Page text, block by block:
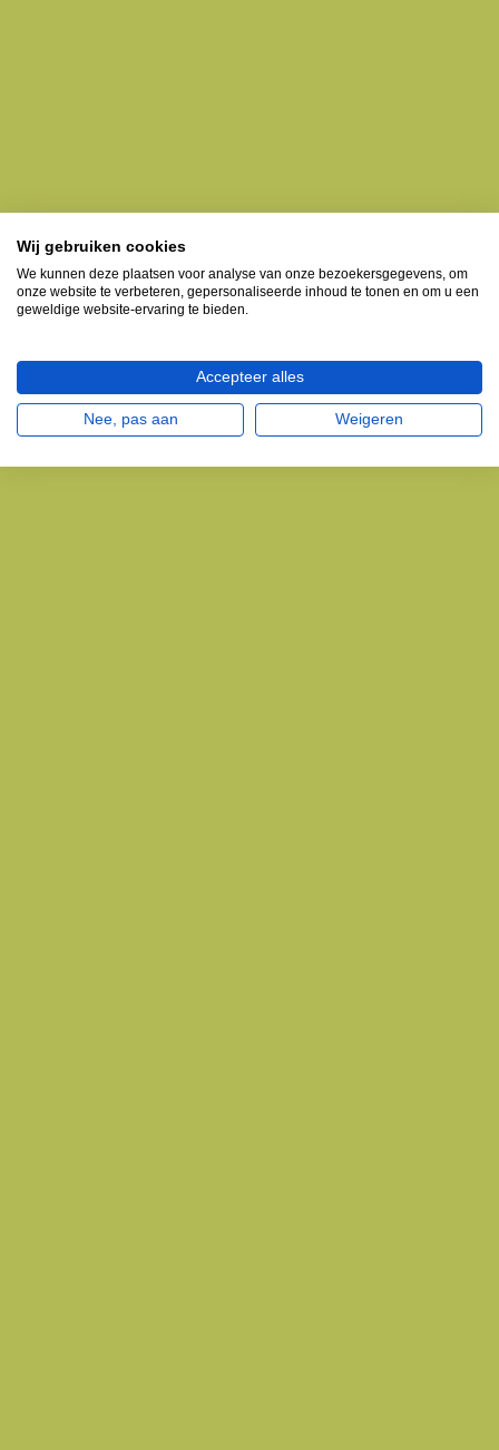
Wij gebruiken cookies
We kunnen deze plaatsen voor analyse van onze bezoekersgegevens, om
onze website te verbeteren, gepersonaliseerde inhoud te tonen en om u een
geweldige website-ervaring te bieden.
Accepteer alles
Nee, pas aan Weigeren